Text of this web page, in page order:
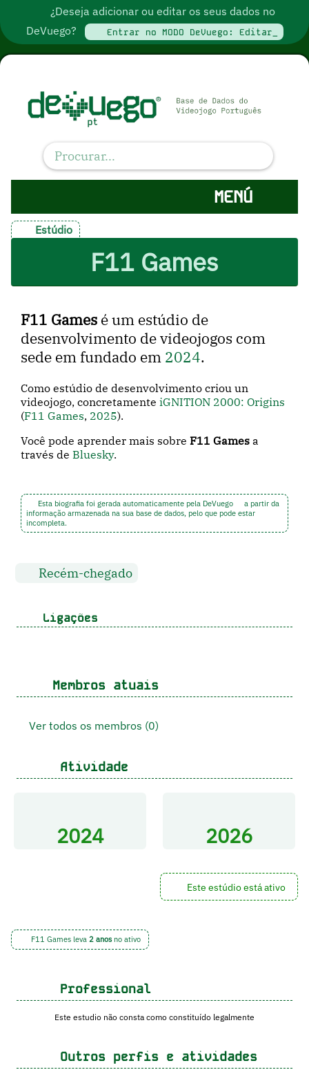
¿Deseja adicionar ou editar os seus dados no
DeVuego?
Entrar no MODO DeVuego: Editar_
MENÚ
Estúdio
F11 Games
F11 Games é um estúdio de
desenvolvimento de videojogos com
sede em fundado em 2024.
Como estúdio de desenvolvimento criou un
videojogo, concretamenteiGNITION 2000: Origins
(F11 Games, 2025).
Você pode aprender mais sobreF11 Games a
través deBluesky.
Esta biografia foi gerada automaticamente pela DeVuego
a partir da
informação armazenada na sua base de dados, pelo que pode estar
incompleta.
Recém-chegado
Ligações
Membros atuais
Ver todos os membros (0)
Atividade
2024 2026
Este estúdio está ativo
F11 Games leva 2 anos no ativo
Professional
Este estudio não consta como constituído legalmente
Outros perfis e atividades